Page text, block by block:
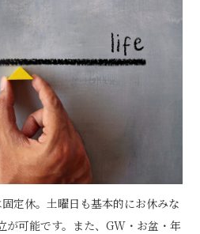
定休。土曜日も基本的にお休みな
が可能です。また、GW・お盆・年